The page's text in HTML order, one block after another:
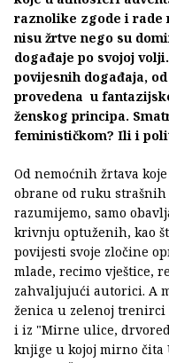
raznolike zgode i rade
nisu žrtve nego su
događaje po svojoj
povijesnih događaja,
provedena u
ženskog principa.
feminističkom? Ili i
Od nemoćnih žrtava
obrane od ruku
razumijemo, samo
krivnju optuženih, kao
povijesti svoje zločine
mlade, recimo vještice,
zahvaljujući autorici. A
ženica u zelenoj trenirci
i iz "Mirne ulice,
knjige u kojoj mirno čita